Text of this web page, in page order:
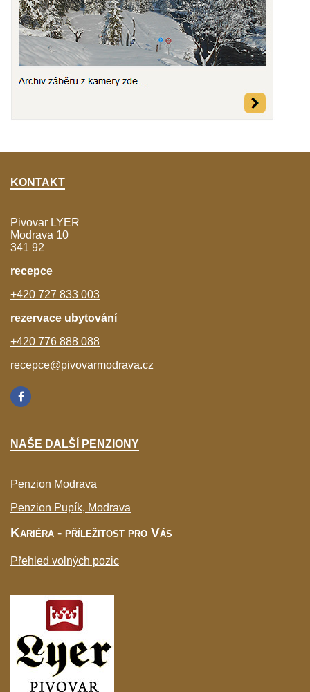
KONTAKT
Pivovar LYER
Modrava 10
341 92
recepce
+420 727 833 003
rezervace ubytování
+420 776 888 088
recepce@pivovarmodrava.cz
NAŠE DALŠÍ PENZIONY
Penzion Modrava
Penzion Pupík, Modrava
Kariéra - příležitost pro Vás
Přehled volných pozic